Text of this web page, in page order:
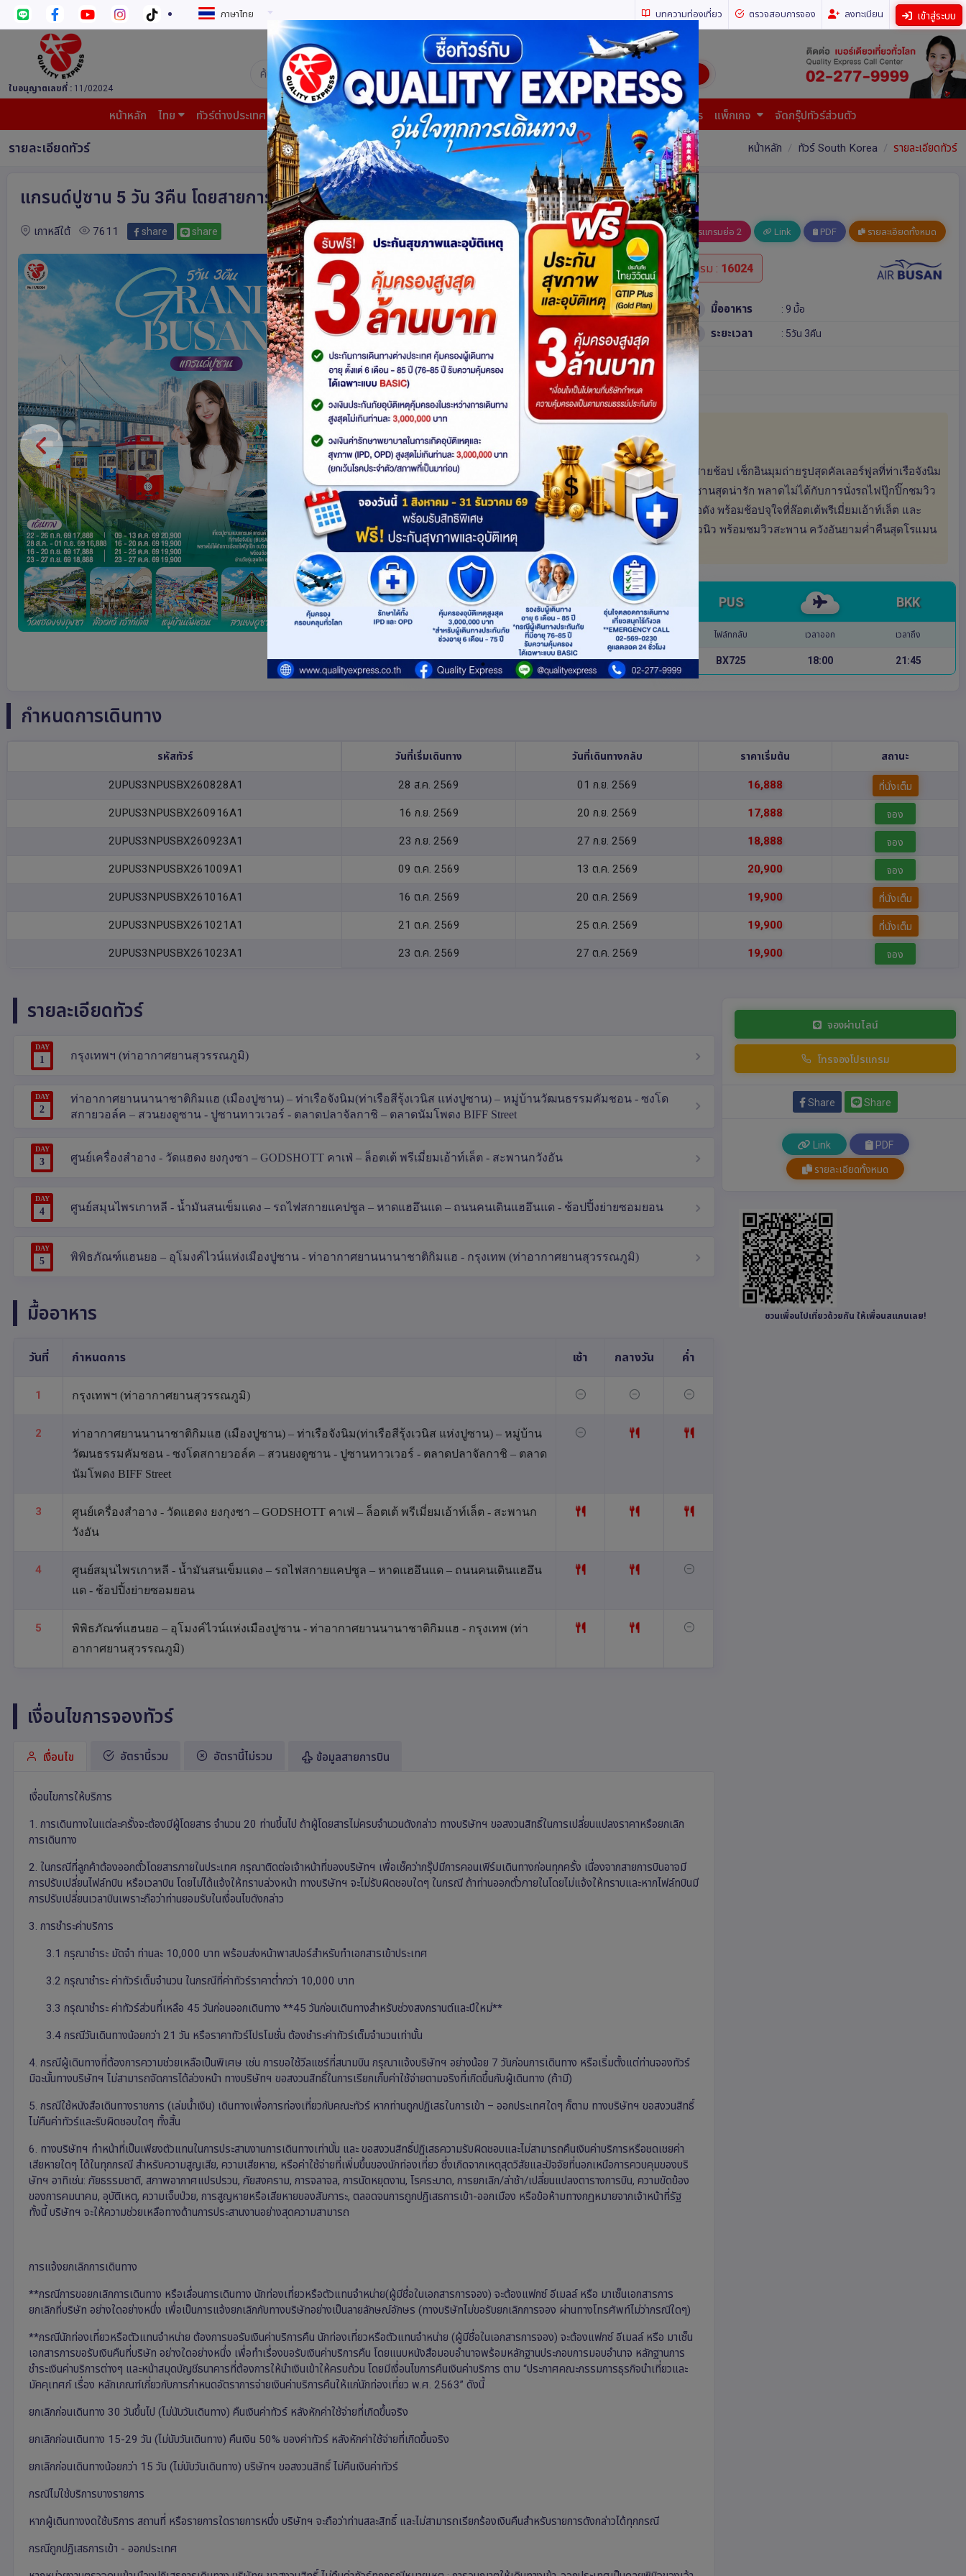
ภาษาไทย บทความท่องเที่ยว ตรวจสอบการจอง ลงทะเบียน เข้าสู่ระบบ
ใบอนุญาตเลขที่ : 11/02024
บริษัท ควอลิตี้ เอ็กซ์เพรส จำกัด ผู้เชี่ยวชาญด้านการท่องเที่ยว ทัวร์ ในประเทศ และ ต่างประเทศ (เที่ยวทั่วโลก)
หน้าหลัก ไทย ทัวร์ต่างประเทศ บินต้นทาง แพ็กเกจทัวร์ บัตรเข้าชม JR Pass เรือสำราญ บริการยื่นเอกสาร แพ็กเกจ จัดกรุ๊ปทัวร์ส่วนตัว
รายละเอียดทัวร์ หน้าหลัก ทัวร์ South Korea รายละเอียดทัวร์
แกรนด์ปูซาน 5 วัน 3คืน โดยสายการบินแอร์ปูซาน (BX)
เกาหลีใต้ 7611 share share โปรแกรมย่อ 1 โปรแกรมย่อ 2 Link PDF รายละเอียดทั้งหมด
เริ่มต้น ฿16,888 ดูโปรแกรมทัวร์ รหัสโปรแกรม : 16024
รหัสทัวร์ : 2UPUS-BX002 มื้ออาหาร : 9 มื้อ
สายการบิน : Air Busan ระยะเวลา : 5วัน 3คืน
Product : 2UCenter
Highlight
เที่ยวปูซานแบบแกรนด์ แกรนด์ ทั้งสายอาร์ท สายมู และสายช้อป เช็กอินมุมถ่ายรูปสุดคัลเลอร์ฟูลที่ท่าเรือจังนิม
(BUSAN BUNEZIA) เดินเล่นหมู่บ้านคัมชอน ซานโตรินี่แห่งปูซานสุดน่ารัก พลาดไม่ได้กับการนั่งรถไฟปุ๊กปิ๊กชมวิว
ทะเลเมืองปูซาน เสริมสิริมงคลที่วัดแฮดงยงกุงซา วัดริมทะเลชื่อดัง พร้อมช้อปจุใจที่ล๊อตเต้พรีเมี่ยมเอ้าท์เล็ต และ
ตลาดนัมโพดง ก่อนปิดท้ายด้วย ย่านวัยรุ่นสุดชิค ซอ มยอน อเวนิว พร้อมชมวิวสะพาน ควังอันยามค่ำคืนสุดโรแมน
ติก
BKK PUS
ไฟล์ทไป เวลาออก เวลาถึง
BX726 22:55 06:20
PUS BKK
ไฟล์ทกลับ เวลาออก เวลาถึง
BX725 18:00 21:45
กำหนดการเดินทาง
รหัสทัวร์ วันที่เริ่มเดินทาง วันที่เดินทางกลับ ราคาเริ่มต้น สถานะ
2UPUS3NPUSBX260828A1 28 ส.ค. 2569 01 ก.ย. 2569 16,888 ที่นั่งเต็ม
2UPUS3NPUSBX260916A1 16 ก.ย. 2569 20 ก.ย. 2569 17,888 จอง
2UPUS3NPUSBX260923A1 23 ก.ย. 2569 27 ก.ย. 2569 18,888 จอง
2UPUS3NPUSBX261009A1 09 ต.ค. 2569 13 ต.ค. 2569 20,900 จอง
2UPUS3NPUSBX261016A1 16 ต.ค. 2569 20 ต.ค. 2569 19,900 ที่นั่งเต็ม
2UPUS3NPUSBX261021A1 21 ต.ค. 2569 25 ต.ค. 2569 19,900 ที่นั่งเต็ม
2UPUS3NPUSBX261023A1 23 ต.ค. 2569 27 ต.ค. 2569 19,900 จอง
รายละเอียดทัวร์
DAY
1 กรุงเทพฯ (ท่าอากาศยานสุวรรณภูมิ)
DAY
2
ท่าอากาศยานนานาชาติกิมแฮ (เมืองปูซาน) – ท่าเรือจังนิม(ท่าเรือสีรุ้งเวนิส แห่งปูซาน) – หมู่บ้านวัฒนธรรมคัมชอน - ซงโด
สกายวอล์ค – สวนยงดูซาน - ปูซานทาวเวอร์ - ตลาดปลาจัลกาชิ – ตลาดนัมโพดง BIFF Street
DAY
3 ศูนย์เครื่องสำอาง - วัดแฮดง ยงกุงซา – GODSHOTT คาเฟ่ – ล็อตเต้ พรีเมี่ยมเอ้าท์เล็ต - สะพานกวังอัน
DAY
4 ศูนย์สมุนไพรเกาหลี - น้ำมันสนเข็มแดง – รถไฟสกายแคปซูล – หาดแฮอึนแด – ถนนคนเดินแฮอึนแด - ช้อปปิ้งย่ายซอมยอน
DAY
5 พิพิธภัณฑ์แฮนยอ – อุโมงค์ไวน์แห่งเมืองปูซาน - ท่าอากาศยานนานาชาติกิมแฮ - กรุงเทพ (ท่าอากาศยานสุวรรณภูมิ)
มื้ออาหาร
วันที่ กำหนดการ เช้า กลางวัน ค่ำ
1 กรุงเทพฯ (ท่าอากาศยานสุวรรณภูมิ)
2
ท่าอากาศยานนานาชาติกิมแฮ (เมืองปูซาน) – ท่าเรือจังนิม(ท่าเรือสีรุ้งเวนิส แห่งปูซาน) – หมู่บ้าน
วัฒนธรรมคัมชอน - ซงโดสกายวอล์ค – สวนยงดูซาน - ปูซานทาวเวอร์ - ตลาดปลาจัลกาชิ – ตลาด
นัมโพดง BIFF Street
3
ศูนย์เครื่องสำอาง - วัดแฮดง ยงกุงซา – GODSHOTT คาเฟ่ – ล็อตเต้ พรีเมี่ยมเอ้าท์เล็ต - สะพานก
วังอัน
4
ศูนย์สมุนไพรเกาหลี - น้ำมันสนเข็มแดง – รถไฟสกายแคปซูล – หาดแฮอึนแด – ถนนคนเดินแฮอึน
แด - ช้อปปิ้งย่ายซอมยอน
5
พิพิธภัณฑ์แฮนยอ – อุโมงค์ไวน์แห่งเมืองปูซาน - ท่าอากาศยานนานาชาติกิมแฮ - กรุงเทพ (ท่า
อากาศยานสุวรรณภูมิ)
เงื่อนไขการจองทัวร์
เงื่อนไข อัตรานี้รวม อัตรานี้ไม่รวม ข้อมูลสายการบิน
เงื่อนไขการให้บริการ
1. การเดินทางในแต่ละครั้งจะต้องมีผู้โดยสาร จำนวน 20 ท่านขึ้นไป ถ้าผู้โดยสารไม่ครบจำนวนดังกล่าว ทางบริษัทฯ ขอสงวนสิทธิ์ในการเปลี่ยนแปลงราคาหรือยกเลิก
การเดินทาง
2. ในกรณีที่ลูกค้าต้องออกตั๋วโดยสารภายในประเทศ กรุณาติดต่อเจ้าหน้าที่ของบริษัทฯ เพื่อเช็คว่ากรุ๊ปมีการคอนเฟิร์มเดินทางก่อนทุกครั้ง เนื่องจากสายการบินอาจมี
การปรับเปลี่ยนไฟล์ทบิน หรือเวลาบิน โดยไม่ได้แจ้งให้ทราบล่วงหน้า ทางบริษัทฯ จะไม่รับผิดชอบใดๆ ในกรณี ถ้าท่านออกตั๋วภายในโดยไม่แจ้งให้ทราบและหากไฟล์ทบินมี
การปรับเปลี่ยนเวลาบินเพราะถือว่าท่านยอมรับในเงื่อนไขดังกล่าว
3. การชำระค่าบริการ
3.1 กรุณาชำระ มัดจำ ท่านละ 10,000 บาท พร้อมส่งหน้าพาสปอร์สำหรับทำเอกสารเข้าประเทศ
3.2 กรุณาชำระ ค่าทัวร์เต็มจำนวน ในกรณีที่ค่าทัวร์ราคาต่ำกว่า 10,000 บาท
3.3 กรุณาชำระ ค่าทัวร์ส่วนที่เหลือ 45 วันก่อนออกเดินทาง **45 วันก่อนเดินทางสำหรับช่วงสงกรานต์และปีใหม่**
3.4 กรณีวันเดินทางน้อยกว่า 21 วัน หรือราคาทัวร์โปรโมชั่น ต้องชำระค่าทัวร์เต็มจำนวนเท่านั้น
4. กรณีผู้เดินทางที่ต้องการความช่วยเหลือเป็นพิเศษ เช่น การขอใช้วีลแชร์ที่สนามบิน กรุณาแจ้งบริษัทฯ อย่างน้อย 7 วันก่อนการเดินทาง หรือเริ่มตั้งแต่ท่านจองทัวร์
มิฉะนั้นทางบริษัทฯ ไม่สามารถจัดการได้ล่วงหน้า ทางบริษัทฯ ขอสงวนสิทธิ์ในการเรียกเก็บค่าใช้จ่ายตามจริงที่เกิดขึ้นกับผู้เดินทาง (ถ้ามี)
5. กรณีใช้หนังสือเดินทางราชการ (เล่มน้ำเงิน) เดินทางเพื่อการท่องเที่ยวกับคณะทัวร์ หากท่านถูกปฏิเสธในการเข้า – ออกประเทศใดๆ ก็ตาม ทางบริษัทฯ ขอสงวนสิทธิ์
ไม่คืนค่าทัวร์และรับผิดชอบใดๆ ทั้งสิ้น
6. ทางบริษัทฯ ทำหน้าที่เป็นเพียงตัวแทนในการประสานงานการเดินทางเท่านั้น และ ขอสงวนสิทธิ์ปฏิเสธความรับผิดชอบและไม่สามารถคืนเงินค่าบริการหรือชดเชยค่า
เสียหายใดๆ ได้ในทุกกรณี สำหรับความสูญเสีย, ความเสียหาย, หรือค่าใช้จ่ายที่เพิ่มขึ้นของนักท่องเที่ยว ซึ่งเกิดจากเหตุสุดวิสัยและปัจจัยที่นอกเหนือการควบคุมของบริ
ษัทฯ อาทิเช่น: ภัยธรรมชาติ, สภาพอากาศแปรปรวน, ภัยสงคราม, การจลาจล, การนัดหยุดงาน, โรคระบาด, การยกเลิก/ล่าช้า/เปลี่ยนแปลงตารางการบิน, ความขัดข้อง
ของการคมนาคม, อุบัติเหตุ, ความเจ็บป่วย, การสูญหายหรือเสียหายของสัมภาระ, ตลอดจนการถูกปฏิเสธการเข้า-ออกเมือง หรือข้อห้ามทางกฎหมายจากเจ้าหน้าที่รัฐ
ทั้งนี้ บริษัทฯ จะให้ความช่วยเหลือทางด้านการประสานงานอย่างสุดความสามารถ
การแจ้งยกเลิกการเดินทาง
**กรณีการขอยกเลิกการเดินทาง หรือเลื่อนการเดินทาง นักท่องเที่ยวหรือตัวแทนจำหน่าย(ผู้มีชื่อในเอกสารการจอง) จะต้องแฟกซ์ อีเมลล์ หรือ มาเซ็นเอกสารการ
ยกเลิกที่บริษัท อย่างใดอย่างหนึ่ง เพื่อเป็นการแจ้งยกเลิกกับทางบริษัทอย่างเป็นลายลักษณ์อักษร (ทางบริษัทไม่ขอรับยกเลิกการจอง ผ่านทางโทรศัพท์ไม่ว่ากรณีใดๆ)
**กรณีนักท่องเที่ยวหรือตัวแทนจำหน่าย ต้องการขอรับเงินค่าบริการคืน นักท่องเที่ยวหรือตัวแทนจำหน่าย (ผู้มีชื่อในเอกสารการจอง) จะต้องแฟกซ์ อีเมลล์ หรือ มาเซ็น
เอกสารการขอรับเงินคืนที่บริษัท อย่างใดอย่างหนึ่ง เพื่อทำเรื่องขอรับเงินค่าบริการคืน โดยแนบหนังสือมอบอำนาจพร้อมหลักฐานประกอบการมอบอำนาจ หลักฐานการ
ชำระเงินค่าบริการต่างๆ และหน้าสมุดบัญชีธนาคารที่ต้องการให้นำเงินเข้าให้ครบถ้วน โดยมีเงื่อนไขการคืนเงินค่าบริการ ตาม “ประกาศคณะกรรมการธุรกิจนำเที่ยวและ
มัคคุเทศก์ เรื่อง หลักเกณฑ์เกี่ยวกับการกำหนดอัตราการจ่ายเงินค่าบริการคืนให้แก่นักท่องเที่ยว พ.ศ. 2563” ดังนี้
ยกเลิกก่อนเดินทาง 30 วันขึ้นไป (ไม่นับวันเดินทาง) คืนเงินค่าทัวร์ หลังหักค่าใช้จ่ายที่เกิดขึ้นจริง
ยกเลิกก่อนเดินทาง 15-29 วัน (ไม่นับวันเดินทาง) คืนเงิน 50% ของค่าทัวร์ หลังหักค่าใช้จ่ายที่เกิดขึ้นจริง
ยกเลิกก่อนเดินทางน้อยกว่า 15 วัน (ไม่นับวันเดินทาง) บริษัทฯ ขอสงวนสิทธิ์ ไม่คืนเงินค่าทัวร์
กรณีไม่ใช้บริการบางรายการ
หากผู้เดินทางงดใช้บริการ สถานที่ หรือรายการใดรายการหนึ่ง บริษัทฯ จะถือว่าท่านสละสิทธิ์ และไม่สามารถเรียกร้องเงินคืนสำหรับรายการดังกล่าวได้ทุกกรณี
กรณีถูกปฏิเสธการเข้า - ออกประเทศ
จองผ่านไลน์
โทรจองโปรแกรม
Share Share
Link PDF
รายละเอียดทั้งหมด
ชวนเพื่อนไปเที่ยวด้วยกัน ให้เพื่อนสแกนเลย!